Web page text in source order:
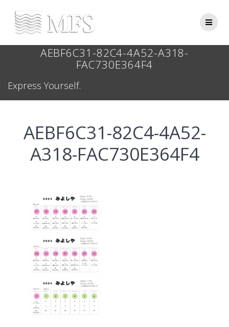
AEBF6C31-82C4-4A52-A318-
FAC730E364F4
Express Yourself.
AEBF6C31-82C4-4A52-
A318-FAC730E364F4